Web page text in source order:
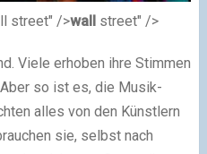
street" />wallstreet" />
Viele erhoben ihre Stimmen
so ist es, die Musik-
alles von den Künstlern
sie, selbst nach